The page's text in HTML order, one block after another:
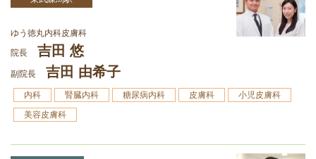
ゆう徳丸内科皮膚科
院長
吉田 悠
副院長 吉田 由希子
内科 腎臓内科 糖尿病内科 皮膚科
小児皮膚科
美容皮膚科